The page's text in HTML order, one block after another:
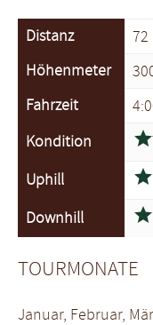
Distanz
72
Höhenmeter
Fahrzeit
Kondition

Uphill 
Downhill 
TOURMONATE
Januar, Februar,